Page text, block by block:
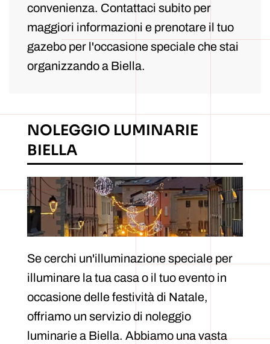
convenienza. Contattaci subito per
maggiori informazioni e prenotare il tuo
gazebo per l'occasione speciale che stai
organizzando a Biella.
NOLEGGIO LUMINARIE
BIELLA
Se cerchi un'illuminazione speciale per
illuminare la tua casa o il tuo evento in
occasione delle festività di Natale,
offriamo un servizio di noleggio
luminarie a Biella. Abbiamo una vasta